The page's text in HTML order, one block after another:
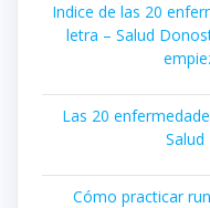
Indice de las 20
letra – Salud
Las 20
Cómo practicar